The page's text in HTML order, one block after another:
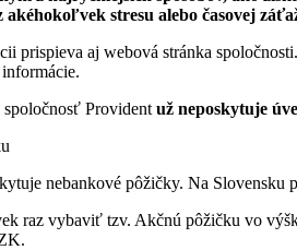
akéhokoľvek stresu alebo časovej
prispieva aj webová stránka
spoločnosť Provident už neposkytuje
nebankové pôžičky. Na
raz vybaviť tzv. Akčnú pôžičku vo